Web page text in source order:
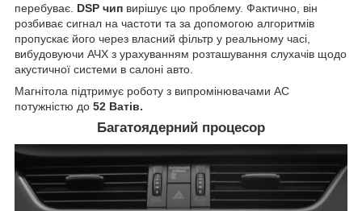
перебуває. DSP чип вирішує цю проблему. Фактично, він
розбиває сигнал на частоти та за допомогою алгоритмів
пропускає його через власний фільтр у реальному часі,
вибудовуючи АЧХ з урахуванням розташування слухачів щодо
акустичної системи в салоні авто.
Магнітола підтримує роботу з випромінювачами АС
потужністю до 52 Ватів.
Багатоядерний процесор